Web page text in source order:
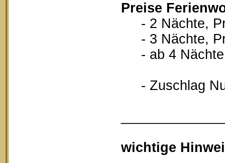
Preise
- 2 Nächte,
- 3 Nächte,
- ab 4 Nächte,
- Zuschlag
wichtige